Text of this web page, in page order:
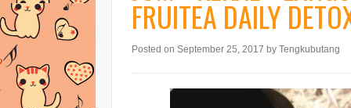
FRUITEA DAILY
Posted on September 25, 2017 by Tengkubutang